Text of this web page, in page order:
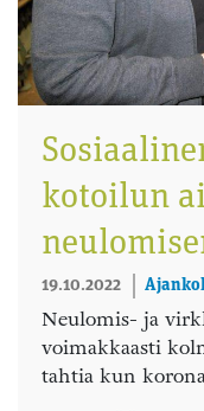
kotoilun
19.10.2022
Neulomis- ja
voimakkaasti
tahtia kun